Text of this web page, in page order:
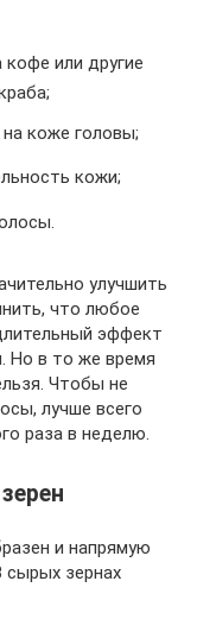
кофе или другие
коже головы;
кожи;
улучшить
что любое
эффект
Но в то же время
Чтобы не
лучше всего
раза в неделю.
и напрямую
сырых зернах